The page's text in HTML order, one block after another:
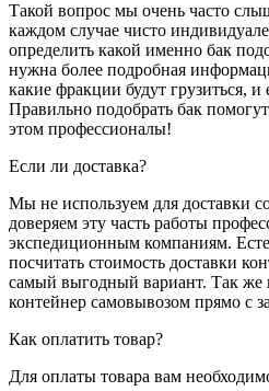
Такой вопрос мы очень часто
каждом случае чисто
определить какой именно бак
нужна более подробная
какие фракции будут грузиться,
Правильно подобрать бак
этом профессионалы!
Если ли доставка?
Мы не используем для доставки
доверяем эту часть работы
экспедиционным компаниям.
посчитать стоимость доставки
самый выгодный вариант. Так же
контейнер самовывозом прямо с
Как оплатить товар?
Для оплаты товара вам